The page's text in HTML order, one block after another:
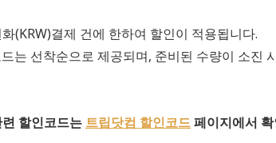
(KRW)결제 건에 한하여 할인이 적용됩니다.
는 선착순으로 제공되며, 준비된 수량이 소진
할인코드는 트립닷컴 할인코드페이지에서